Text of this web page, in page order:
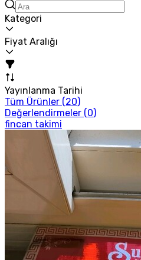
Kategori
Fiyat Aralığı
Yayınlanma Tarihi
Tüm Ürünler (20)
Değerlendirmeler (0)
fincan takimi